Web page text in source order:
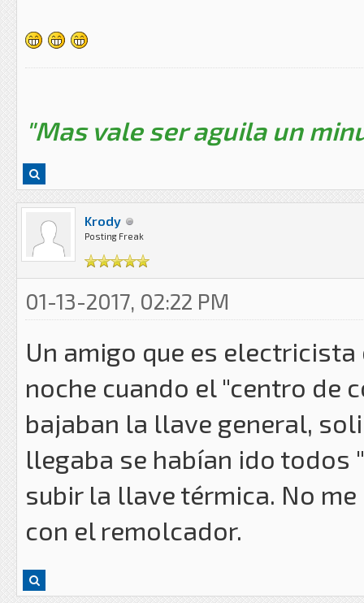
"Mas vale ser aguila un
Krody
Posting Freak
01-13-2017, 02:22 PM
Un amigo que es electricista
noche cuando el "centro de
bajaban la llave general,
llegaba se habían ido todos
subir la llave térmica. No
con el remolcador.